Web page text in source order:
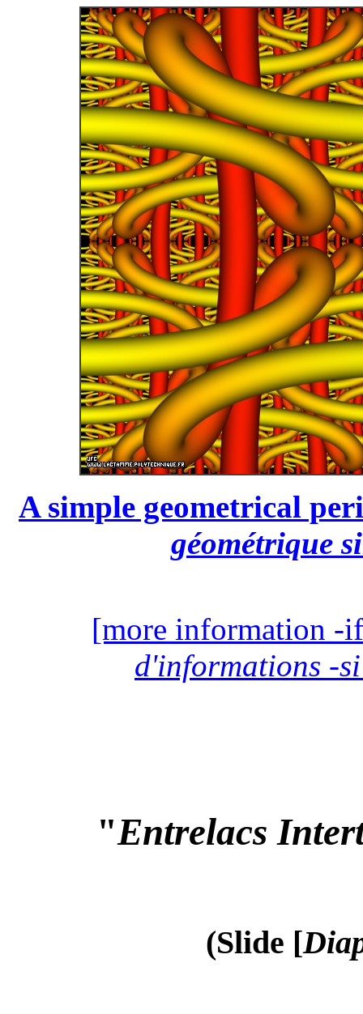
A simple geometrical
géométrique
[more information -
d'informations -
"Entrelacs
(Slide [